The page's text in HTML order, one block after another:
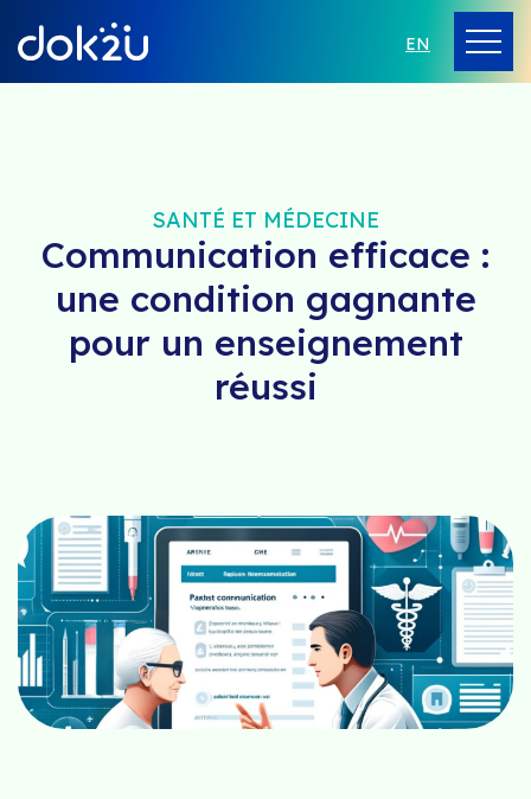
EN
SANTÉ ET MÉDECINE
Communication efficace :
une condition gagnante
pour un enseignement
réussi